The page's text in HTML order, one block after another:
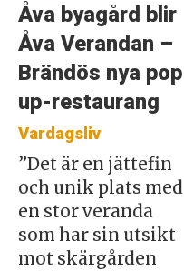
Åva byagård blir
Åva Verandan –
Brändös nya pop
up-restaurang
Vardagsliv
”Det är en jättefin
och unik plats med
en stor veranda
som har sin utsikt
mot skärgården